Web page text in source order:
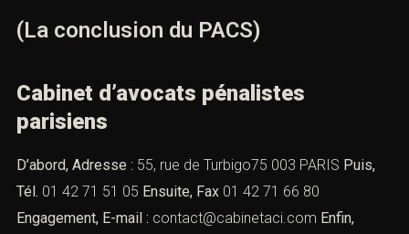
(La conclusion du PACS)
Cabinet d’avocats pénalistes
parisiens
D’abord, Adresse : 55, rue de Turbigo75 003 PARIS Puis,
Tél. 01 42 71 51 05 Ensuite, Fax 01 42 71 66 80
Engagement, E-mail : contact@cabinetaci.com Enfin,